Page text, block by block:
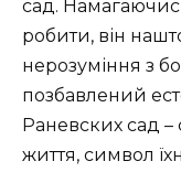
сад.
робити, він
нерозуміння з
позбавлений
Раневских сад
життя, символ